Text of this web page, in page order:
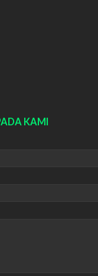
KAMI